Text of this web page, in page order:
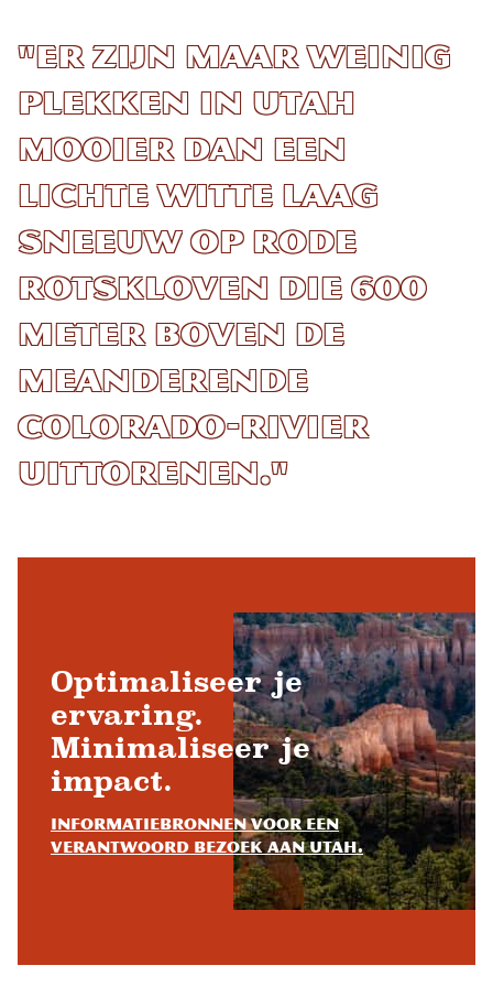
"Er zijn maar weinig
plekken in Utah
mooier dan een
lichte witte laag
sneeuw op rode
rotskloven die 600
meter boven de
meanderende
Colorado-rivier
uittorenen."
Optimaliseer je
ervaring.
Minimaliseer je
impact.
Informatiebronnen voor een
verantwoord bezoek aan Utah.